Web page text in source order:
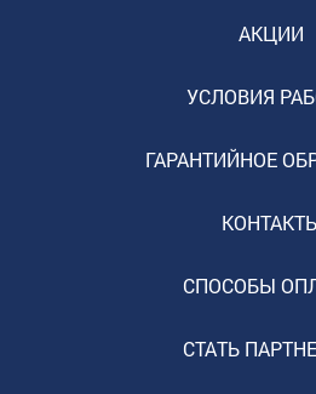
АКЦИИ
УСЛОВИЯ
ГАРАНТИЙНОЕ
СПОСОБЫ
СТАТЬ